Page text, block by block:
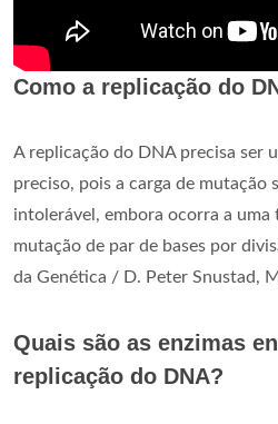
Como a replicação do
A replicação do DNA precisa ser
preciso, pois a carga de mutação
intolerável, embora ocorra a uma
mutação de par de bases por
da Genética / D. Peter Snustad,
Quais são as enzimas
replicação do DNA?